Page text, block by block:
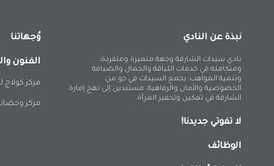
نبذة عن النادي
نادي سيدات الشارقة وجهة متميزة ومتفردة،
ومتكاملة في خدمات اللياقة والجمال والضيافة
وتنمية المواهب؛ يجمع السيدات في جو من
الخصوصية والأمان والرفاهية، مستندين إلى نهج إمارة
الشارقة في تمكين وتحفيز المرأة.
لا تفوتي جديدنا!
الوظائف
وُجهاتنا
الفنون
مركز كولاج
مركز